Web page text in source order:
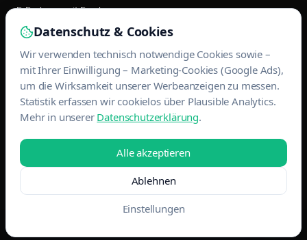
E-Rechnung mit Excel
E-Rechnung mit Outlook
Rechnungs-App für Selbstständige
Rechnungen mit App schreiben
EÜR und USt-Voranmeldung
Belege scannen & DATEV-Export
Datenschutz & Cookies
Wir verwenden technisch notwendige Cookies sowie –
mit Ihrer Einwilligung – Marketing-Cookies (Google Ads),
um die Wirksamkeit unserer Werbeanzeigen zu messen.
Statistik erfassen wir cookielos über Plausible Analytics.
Mehr in unserer Datenschutzerklärung.
Alle akzeptieren
Ablehnen
Einstellungen